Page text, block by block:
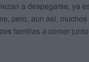
a despegarse, ya
pero, aun así,
familias a comer